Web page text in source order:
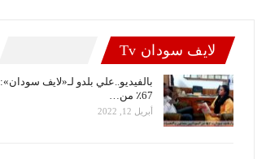
لايف سودان Tv
بالفيديو..علي بلدو لـ«لايف سودان»:
67٪ من…
أبريل 12, 2022